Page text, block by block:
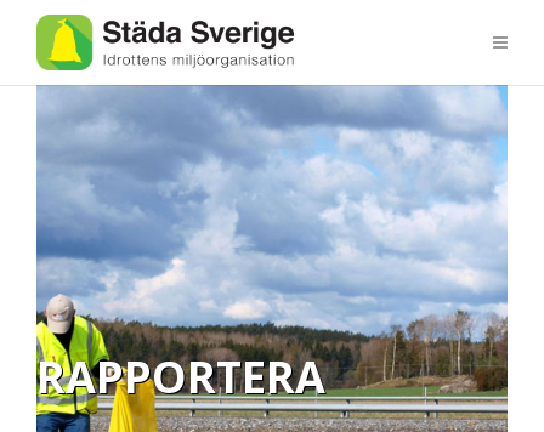
RAPPORTERA